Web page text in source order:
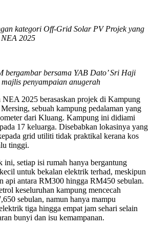
kategori Off-Grid Solar PV Projek yang
2025
bergambar bersama YAB Dato’ Sri Haji
penyampaian anugerah
2025 berasaskan projek di Kampung
sebuah kampung pedalaman yang
dari Kluang. Kampung ini didiami
17 keluarga. Disebabkan lokasinya yang
grid utiliti tidak praktikal kerana kos
tinggi.
ini, setiap isi rumah hanya bergantung
untuk bekalan elektrik terhad, meskipun
api antara RM300 hingga RM450 sebulan.
keseluruhan kampung mencecah
sebulan, namun hanya mampu
tiga hingga empat jam sehari selain
bunyi dan isu kemampanan.